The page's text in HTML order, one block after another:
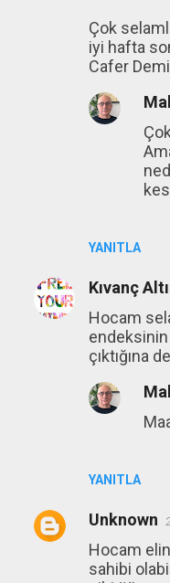
Çok
iyi hafta
Cafer
YANITLA
Kıvanç
Hocam
endeksinin
çıktığına
YANITLA
Unknown
Hocam
sahibi